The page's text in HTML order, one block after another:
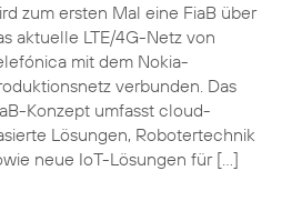
zum ersten Mal eine FiaB über
aktuelle LTE/4G-Netz von
mit dem Nokia-
verbunden. Das
Konzept umfasst cloud-
Lösungen, Robotertechnik
neue IoT-Lösungen für […]